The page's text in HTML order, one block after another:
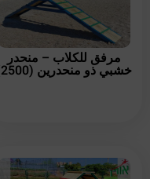
مرفق للكلاب – منحدر
خشبي ذو منحدرين (2500)